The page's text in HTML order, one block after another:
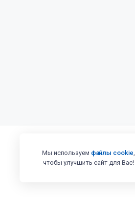
Мы используем файлы cookie,
чтобы улучшить сайт для Вас!